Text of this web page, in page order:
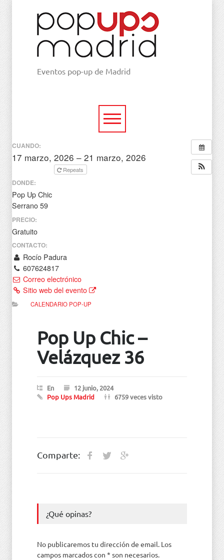
Eventos pop-up de Madrid
CUANDO:
17 marzo, 2026 – 21 marzo, 2026
Repeats
DONDE:
Pop Up Chic
Serrano 59
PRECIO:
Gratuito
CONTACTO:
Rocío Padura
607624817
Correo electrónico
Sitio web del evento
CALENDARIO POP-UP
Pop Up Chic –
Velázquez 36
En
12 junio, 2024
Pop Ups Madrid
6759 veces visto
Comparte:
¿Qué opinas?
No publicaremos tu dirección de email. Los
campos marcados con * son necesarios.